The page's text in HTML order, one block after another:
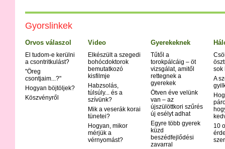
Gyorslinkek
Orvos válaszol
El tudom-e kerülni
a csontritkulást?
"Öreg
csontjaim...?"
Hogyan böjtöljek?
Köszvényről
Video
Elkészült a szegedi
bohócdoktorok
bemutatkozó
kisfilmje
Habzsolás,
túlsúly... és a
szívünk?
Mik a veserák korai
tünetei?
Hogyan, mikor
mérjük a
vérnyomást?
Gyerekeknek
Tűtől a
torokpálcáig – öt
vizsgálat, amitől
rettegnek a
gyerekek
Ötven éve velünk
van – az
újszülöttkori szűrés
új esélyt adhat
Egyre több gyerek
küzd
beszédfejlődési
zavarral
sok
A
10